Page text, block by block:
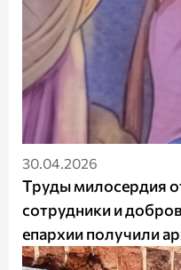
30.04.2026
Труды милосердия
сотрудники и
епархии получили